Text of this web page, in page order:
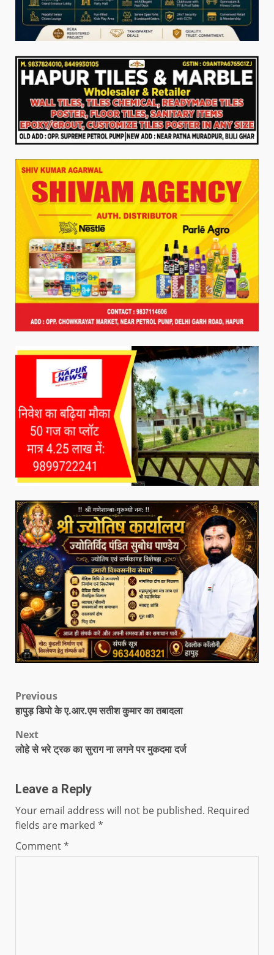
Previous
हापुड़ डिपो के ए.आर.एम सतीश कुमार का तबादला
Next
लोहे से भरे ट्रक का सुराग ना लगने पर मुकदमा दर्ज
Leave a Reply
Your email address will not be published. Required
fields are marked *
Comment*